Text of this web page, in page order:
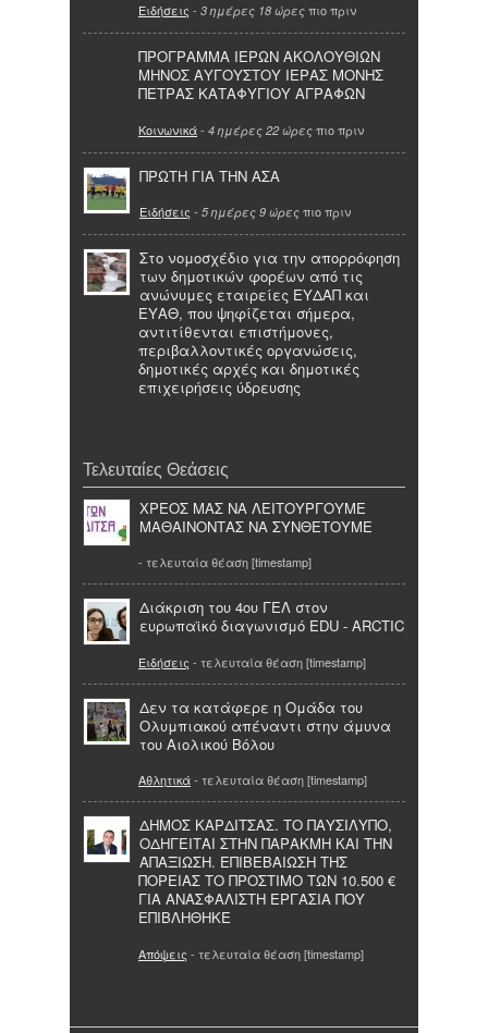
Ειδήσεις - 3 ημέρες 18 ώρες πιο πριν
ΠΡΟΓΡΑΜΜΑ ΙΕΡΩΝ ΑΚΟΛΟΥΘΙΩΝ
ΜΗΝΟΣ ΑΥΓΟΥΣΤΟΥ ΙΕΡΑΣ ΜΟΝΗΣ
ΠΕΤΡΑΣ ΚΑΤΑΦΥΓΙΟΥ ΑΓΡΑΦΩΝ
Κοινωνικά- 4 ημέρες 22 ώρες πιο πριν
ΠΡΩΤΗ ΓΙΑ ΤΗΝ ΑΣΑ
Ειδήσεις - 5 ημέρες 9 ώρες πιο πριν
Στο νομοσχέδιο για την απορρόφηση
των δημοτικών φορέων από τις
ανώνυμες εταιρείες ΕΥΔΑΠ και
ΕΥΑΘ, που ψηφίζεται σήμερα,
αντιτίθενται επιστήμονες,
περιβαλλοντικές οργανώσεις,
δημοτικές αρχές και δημοτικές
επιχειρήσεις ύδρευσης
Τελευταίες Θεάσεις
ΧΡΕΟΣ ΜΑΣ ΝΑ ΛΕΙΤΟΥΡΓΟΥΜΕ
ΜΑΘΑΙΝΟΝΤΑΣ ΝΑ ΣΥΝΘΕΤΟΥΜΕ
- τελευταία θέαση [timestamp]
Διάκριση του 4ου ΓΕΛ στον
ευρωπαϊκό διαγωνισμό EDU - ARCTIC
Ειδήσεις - τελευταία θέαση [timestamp]
Δεν τα κατάφερε η Ομάδα του
Ολυμπιακού απέναντι στην άμυνα
του Αιολικού Βόλου
Αθλητικά- τελευταία θέαση [timestamp]
ΔΗΜΟΣ ΚΑΡΔΙΤΣΑΣ. ΤΟ ΠΑΥΣΙΛΥΠΟ,
ΟΔΗΓΕΙΤΑΙ ΣΤΗΝ ΠΑΡΑΚΜΗ ΚΑΙ ΤΗΝ
ΑΠΑΞΙΩΣΗ. ΕΠΙΒΕΒΑΙΩΣΗ ΤΗΣ
ΠΟΡΕΙΑΣ ΤΟ ΠΡΟΣΤΙΜΟ ΤΩΝ 10.500 €
ΓΙΑ ΑΝΑΣΦΑΛΙΣΤΗ ΕΡΓΑΣΙΑ ΠΟΥ
ΕΠΙΒΛΗΘΗΚΕ
Απόψεις - τελευταία θέαση [timestamp]